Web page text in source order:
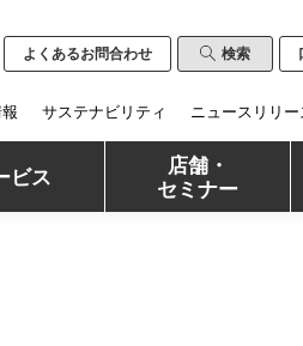
よくあるお問合わせ 検索
ビス
店舗・
セミナー
サステナビリティ ニュースリリー